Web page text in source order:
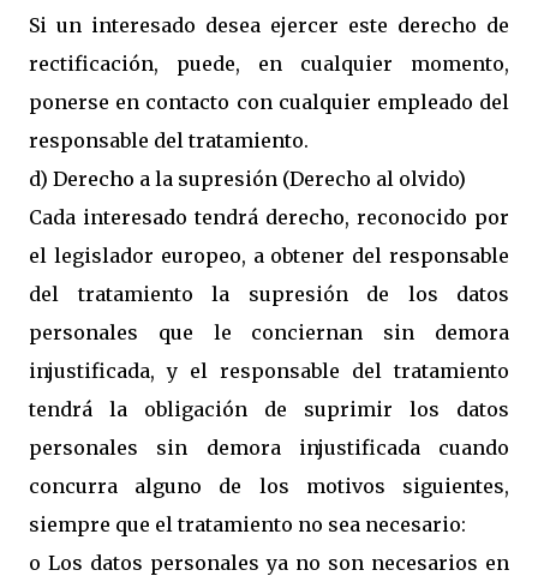
Si un interesado desea ejercer este derecho de
rectificación, puede, en cualquier momento,
ponerse en contacto con cualquier empleado del
responsable del tratamiento.
d) Derecho a la supresión (Derecho al olvido)
Cada interesado tendrá derecho, reconocido por
el legislador europeo, a obtener del responsable
del tratamiento la supresión de los datos
personales que le conciernan sin demora
injustificada, y el responsable del tratamiento
tendrá la obligación de suprimir los datos
personales sin demora injustificada cuando
concurra alguno de los motivos siguientes,
siempre que el tratamiento no sea necesario:
o Los datos personales ya no son necesarios en